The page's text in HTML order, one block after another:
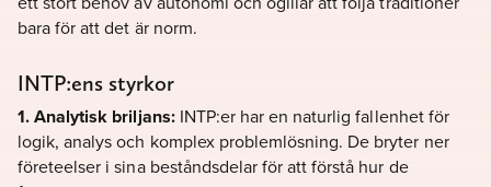
bara för att det är norm.
INTP:ens styrkor
1. Analytisk briljans:INTP:er har en naturlig fallenhet för
logik, analys och komplex problemlösning. De bryter ner
företeelser i sina beståndsdelar för att förstå hur de